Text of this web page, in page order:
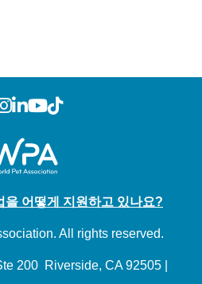
을 어떻게 지원하고 있나요?
All rights reserved.
200 Riverside, CA 92505 |